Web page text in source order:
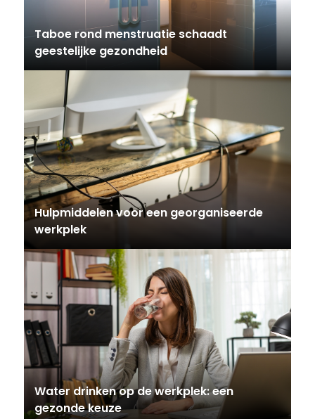
Taboe rond menstruatie schaadt
geestelijke gezondheid
Hulpmiddelen voor een georganiseerde
werkplek
Water drinken op de werkplek: een
gezonde keuze